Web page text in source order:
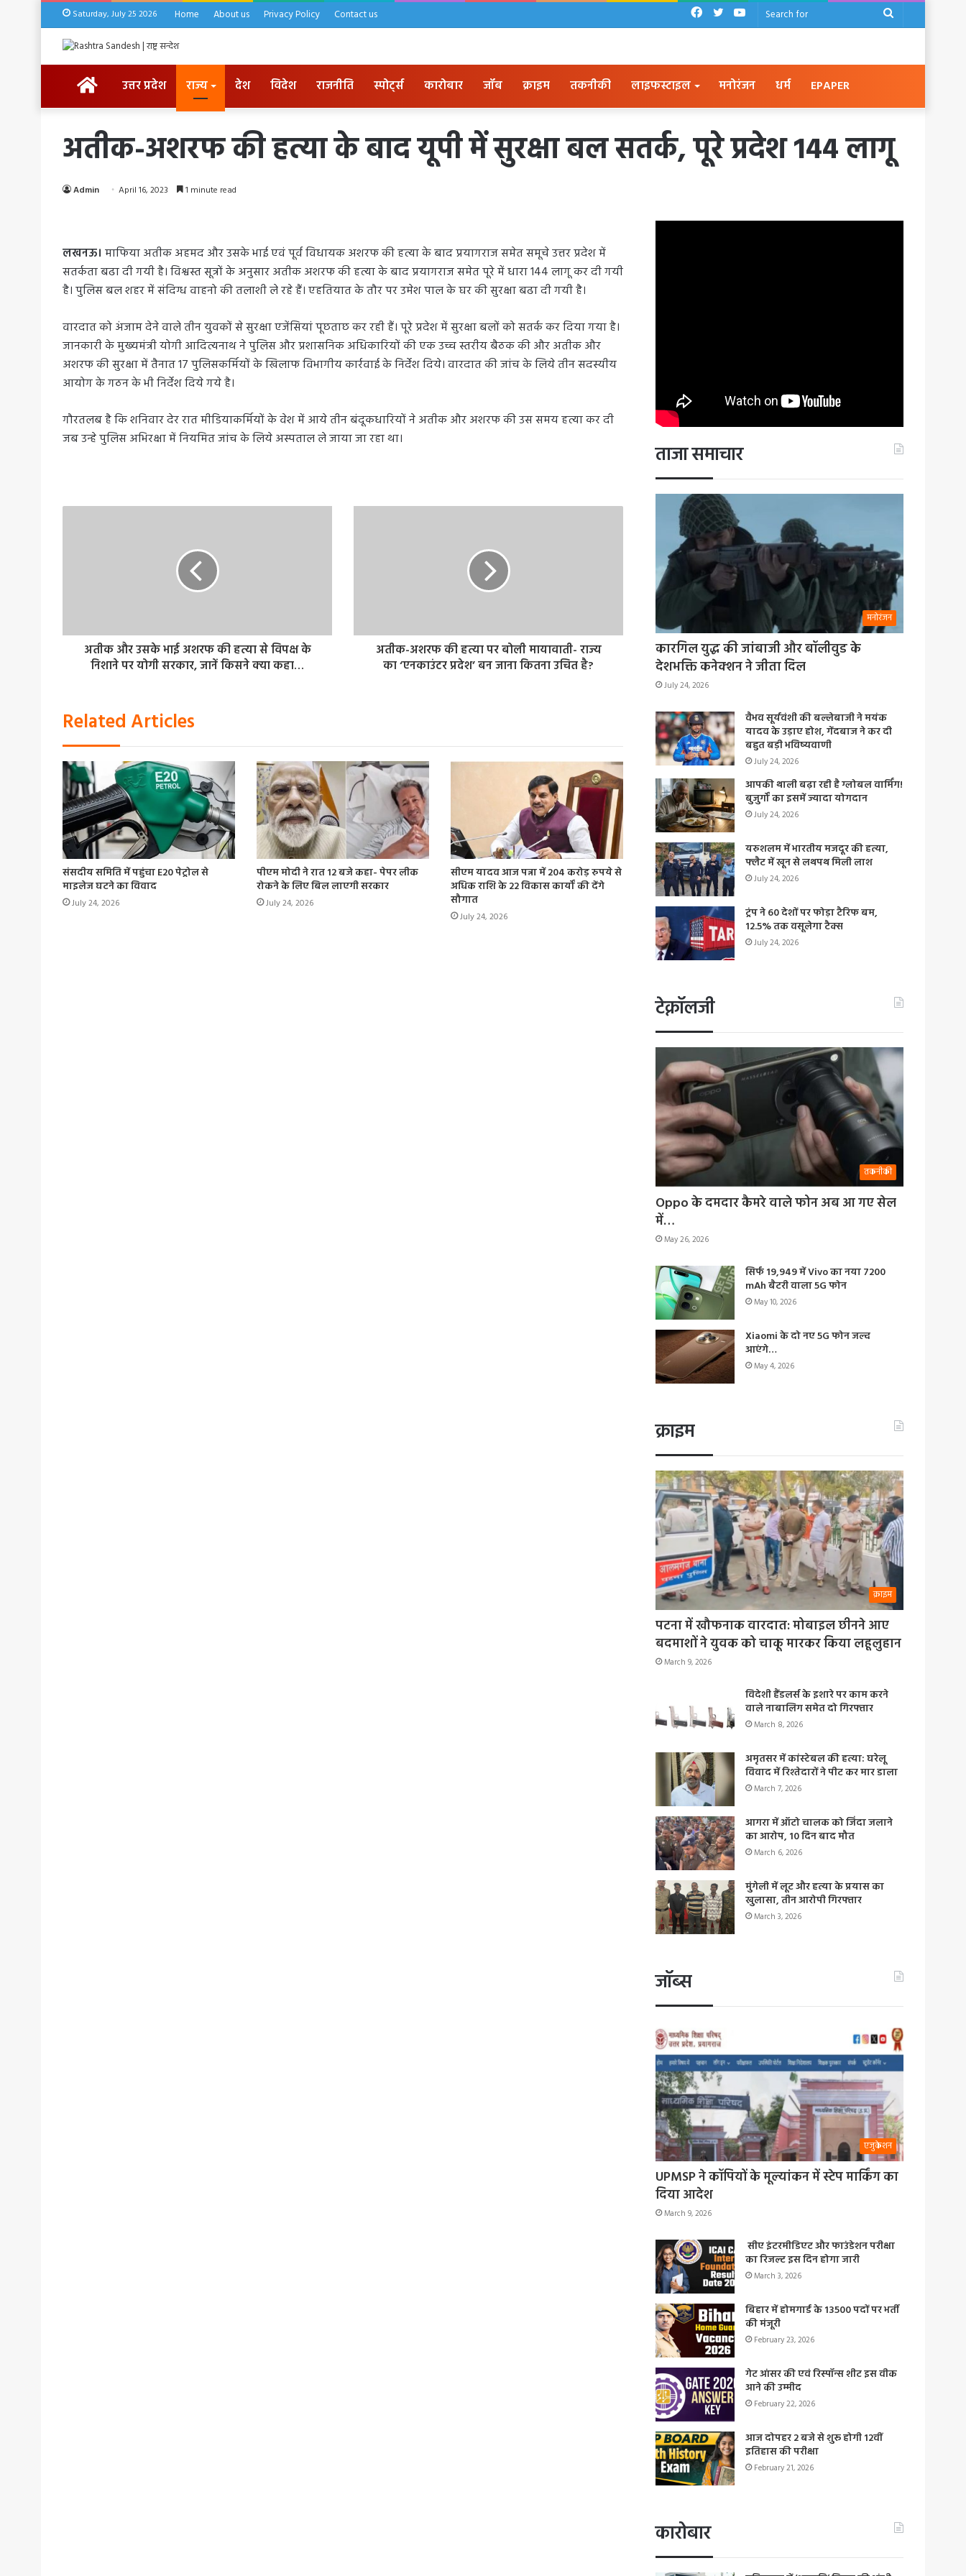
Saturday, July 25 2026 Home About us Privacy Policy Contact us
Search
YouTube
Twitter
Facebook
HOMEउत्तर प्रदेश राज्य देश विदेश राजनीति स्पोर्ट्स कारोबार जॉब क्राइम तकनीकी लाइफस्टाइल मनोरंजन धर्म EPAPER
अतीक-अशरफ की हत्या के बाद यूपी में सुरक्षा बल सतर्क, पूरे प्रदेश 144 लागू
Admin April 16, 2023 1 minute read
लखनऊ। माफिया अतीक अहमद और उसके भाई एवं पूर्व विधायक अशरफ की हत्या के बाद प्रयागराज समेत समूचे उत्तर प्रदेश में
सतर्कता बढा दी गयी है। विश्वस्त सूत्रों के अनुसार अतीक अशरफ की हत्या के बाद प्रयागराज समेत पूरे में धारा 144 लागू कर दी गयी
है। पुलिस बल शहर में संदिग्ध वाहनो की तलाशी ले रहे हैं। एहतियात के तौर पर उमेश पाल के घर की सुरक्षा बढा दी गयी है।
वारदात को अंजाम देने वाले तीन युवकों से सुरक्षा एजेंसियां पूछताछ कर रही हैं। पूरे प्रदेश में सुरक्षा बलों को सतर्क कर दिया गया है।
जानकारी के मुख्यमंत्री योगी आदित्यनाथ ने पुलिस और प्रशासनिक अधिकारियों की एक उच्च स्तरीय बैठक की और अतीक और
अशरफ की सुरक्षा में तैनात 17 पुलिसकर्मियों के खिलाफ विभागीय कार्रवाई के निर्देश दिये। वारदात की जांच के लिये तीन सदस्यीय
आयोग के गठन के भी निर्देश दिये गये है।
गौरतलब है कि शनिवार देर रात मीडियाकर्मियों के वेश में आये तीन बंदूकधारियों ने अतीक और अशरफ की उस समय हत्या कर दी
जब उन्हे पुलिस अभिरक्षा में नियमित जांच के लिये अस्पताल ले जाया जा रहा था।
अतीक और उसके भाई अशरफ की हत्या से विपक्ष के
निशाने पर योगी सरकार, जानें किसने क्या कहा…
अतीक-अशरफ की हत्या पर बोली मायावाती- राज्य
का ‘एनकाउंटर प्रदेश’ बन जाना कितना उचित है?
Related Articles
संसदीय समिति में पहुंचा E20 पेट्रोल से
माइलेज घटने का विवाद
July 24, 2026
पीएम मोदी ने रात 12 बजे कहा- पेपर लीक
रोकने के लिए बिल लाएगी सरकार
July 24, 2026
सीएम यादव आज पन्ना में 204 करोड़ रुपये से
अधिक राशि के 22 विकास कार्यों की देंगे
सौगात
July 24, 2026
ताजा समाचार
मनोरंजन
कारगिल युद्ध की जांबाजी और बॉलीवुड के
देशभक्ति कनेक्शन ने जीता दिल
July 24, 2026
वैभव सूर्यवंशी की बल्लेबाजी ने मयंक
यादव के उड़ाए होश, गेंदबाज ने कर दी
बहुत बड़ी भविष्यवाणी
July 24, 2026
आपकी थाली बढ़ा रही है ग्लोबल वार्मिंग!
बुजुर्गों का इसमें ज्यादा योगदान
July 24, 2026
यरुशलम में भारतीय मजदूर की हत्या,
फ्लैट में खून से लथपथ मिली लाश
July 24, 2026
ट्रंप ने 60 देशों पर फोड़ा टैरिफ बम,
12.5% तक वसूलेगा टैक्स
July 24, 2026
टेक्नॉलजी
तकनीकी
Oppo के दमदार कैमरे वाले फोन अब आ गए सेल
में…
May 26, 2026
सिर्फ 19,949 में Vivo का नया 7200
mAh बैटरी वाला 5G फोन
May 10, 2026
Xiaomi के दो नए 5G फोन जल्द
आएंगे…
May 4, 2026
क्राइम
क्राइम
पटना में खौफनाक वारदात: मोबाइल छीनने आए
बदमाशों ने युवक को चाकू मारकर किया लहूलुहान
March 9, 2026
विदेशी हैंडलर्स के इशारे पर काम करने
वाले नाबालिग समेत दो गिरफ्तार
March 8, 2026
अमृतसर में कांस्टेबल की हत्या: घरेलू
विवाद में रिश्तेदारों ने पीट कर मार डाला
March 7, 2026
आगरा में ऑटो चालक को जिंदा जलाने
का आरोप, 10 दिन बाद मौत
March 6, 2026
मुंगेली में लूट और हत्या के प्रयास का
खुलासा, तीन आरोपी गिरफ्तार
March 3, 2026
जॉब्स
एजुकेशन
UPMSP ने कॉपियों के मूल्यांकन में स्टेप मार्किंग का
दिया आदेश
March 9, 2026
सीए इंटरमीडिएट और फाउंडेशन परीक्षा
का रिजल्ट इस दिन होगा जारी
March 3, 2026
बिहार में होमगार्ड के 13500 पदों पर भर्ती
की मंजूरी
February 23, 2026
गेट आंसर की एवं रिस्पॉन्स शीट इस वीक
आने की उम्मीद
February 22, 2026
आज दोपहर 2 बजे से शुरू होगी 12वीं
इतिहास की परीक्षा
February 21, 2026
कारोबार